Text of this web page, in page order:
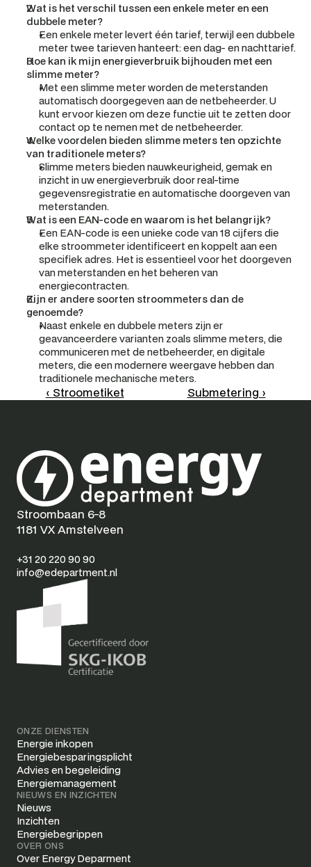
Wat is het verschil tussen een enkele meter en een
dubbele meter?
Een enkele meter levert één tarief, terwijl een dubbele
meter twee tarieven hanteert: een dag- en nachttarief.
Hoe kan ik mijn energieverbruik bijhouden met een
slimme meter?
Met een slimme meter worden de meterstanden
automatisch doorgegeven aan de netbeheerder. U
kunt ervoor kiezen om deze functie uit te zetten door
contact op te nemen met de netbeheerder.
Welke voordelen bieden slimme meters ten opzichte
van traditionele meters?
Slimme meters bieden nauwkeurigheid, gemak en
inzicht in uw energieverbruik door real-time
gegevensregistratie en automatische doorgeven van
meterstanden.
Wat is een EAN-code en waarom is het belangrijk?
Een EAN-code is een unieke code van 18 cijfers die
elke stroommeter identificeert en koppelt aan een
specifiek adres. Het is essentieel voor het doorgeven
van meterstanden en het beheren van
energiecontracten.
Zijn er andere soorten stroommeters dan de
genoemde?
Naast enkele en dubbele meters zijn er
geavanceerdere varianten zoals slimme meters, die
communiceren met de netbeheerder, en digitale
meters, die een modernere weergave hebben dan
traditionele mechanische meters.
‹ Stroometiket Submetering ›
Stroombaan 6-8
1181 VX Amstelveen
+31 20 220 90 90
info@edepartment.nl
ONZE DIENSTEN
Energie inkopen
Energiebesparingsplicht
Advies en begeleiding
Energiemanagement
NIEUWS EN INZICHTEN
Nieuws
Inzichten
Energiebegrippen
OVER ONS
Over Energy Deparment